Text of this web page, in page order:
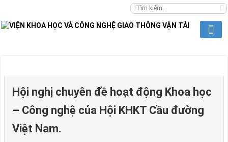
Hội nghị chuyên đề hoạt động Khoa học
– Công nghệ của Hội KHKT Cầu đường
Việt Nam.